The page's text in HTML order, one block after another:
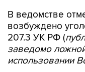
В ведомстве
возбуждено
207.3 УК РФ (
заведомо
использовании